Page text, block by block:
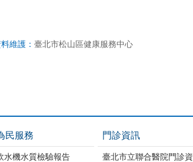
維護： 臺北市松山區健康服務中心
民服務
水機水質檢驗報告
門診資訊
臺北市立聯合醫院門診資